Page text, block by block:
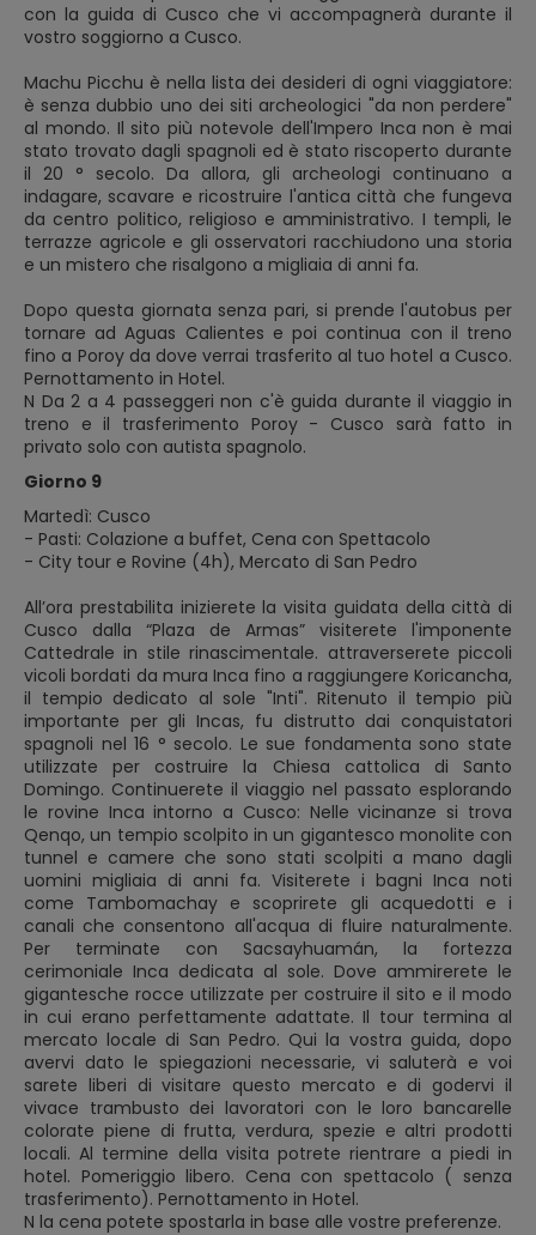
con la guida di Cusco che vi accompagnerà durante il
vostro soggiorno a Cusco.
Machu Picchu è nella lista dei desideri di ogni viaggiatore:
è senza dubbio uno dei siti archeologici "da non perdere"
al mondo. Il sito più notevole dell'Impero Inca non è mai
stato trovato dagli spagnoli ed è stato riscoperto durante
il 20 ° secolo. Da allora, gli archeologi continuano a
indagare, scavare e ricostruire l'antica città che fungeva
da centro politico, religioso e amministrativo. I templi, le
terrazze agricole e gli osservatori racchiudono una storia
e un mistero che risalgono a migliaia di anni fa.
Dopo questa giornata senza pari, si prende l'autobus per
tornare ad Aguas Calientes e poi continua con il treno
fino a Poroy da dove verrai trasferito al tuo hotel a Cusco.
Pernottamento in Hotel.
N Da 2 a 4 passeggeri non c'è guida durante il viaggio in
treno e il trasferimento Poroy - Cusco sarà fatto in
privato solo con autista spagnolo.
Giorno 9
Martedì: Cusco
- Pasti: Colazione a buffet, Cena con Spettacolo
- City tour e Rovine (4h), Mercato di San Pedro
All’ora prestabilita inizierete la visita guidata della città di
Cusco dalla “Plaza de Armas” visiterete l'imponente
Cattedrale in stile rinascimentale. attraverserete piccoli
vicoli bordati da mura Inca fino a raggiungere Koricancha,
il tempio dedicato al sole "Inti". Ritenuto il tempio più
importante per gli Incas, fu distrutto dai conquistatori
spagnoli nel 16 ° secolo. Le sue fondamenta sono state
utilizzate per costruire la Chiesa cattolica di Santo
Domingo. Continuerete il viaggio nel passato esplorando
le rovine Inca intorno a Cusco: Nelle vicinanze si trova
Qenqo, un tempio scolpito in un gigantesco monolite con
tunnel e camere che sono stati scolpiti a mano dagli
uomini migliaia di anni fa. Visiterete i bagni Inca noti
come Tambomachay e scoprirete gli acquedotti e i
canali che consentono all'acqua di fluire naturalmente.
Per terminate con Sacsayhuamán, la fortezza
cerimoniale Inca dedicata al sole. Dove ammirerete le
gigantesche rocce utilizzate per costruire il sito e il modo
in cui erano perfettamente adattate. Il tour termina al
mercato locale di San Pedro. Qui la vostra guida, dopo
avervi dato le spiegazioni necessarie, vi saluterà e voi
sarete liberi di visitare questo mercato e di godervi il
vivace trambusto dei lavoratori con le loro bancarelle
colorate piene di frutta, verdura, spezie e altri prodotti
locali. Al termine della visita potrete rientrare a piedi in
hotel. Pomeriggio libero. Cena con spettacolo ( senza
trasferimento). Pernottamento in Hotel.
N la cena potete spostarla in base alle vostre preferenze.